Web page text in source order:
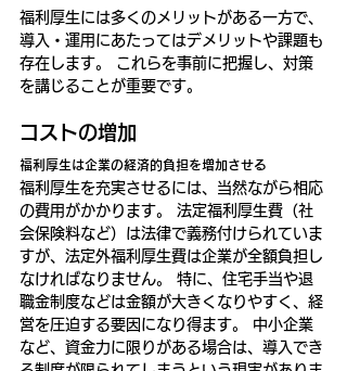
福利厚生には多くのメリットがある一方で、
導入・運用にあたってはデメリットや課題も
存在します。 これらを事前に把握し、対策
を講じることが重要です。
コストの増加
福利厚生は企業の経済的負担を増加させる
福利厚生を充実させるには、当然ながら相応
の費用がかかります。 法定福利厚生費（社
会保険料など）は法律で義務付けられていま
すが、法定外福利厚生費は企業が全額負担し
なければなりません。 特に、住宅手当や退
職金制度などは金額が大きくなりやすく、経
営を圧迫する要因になり得ます。 中小企業
など、資金力に限りがある場合は、導入でき